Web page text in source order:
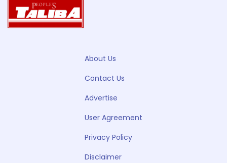
About Us
Contact Us
Advertise
User Agreement
Privacy Policy
Disclaimer